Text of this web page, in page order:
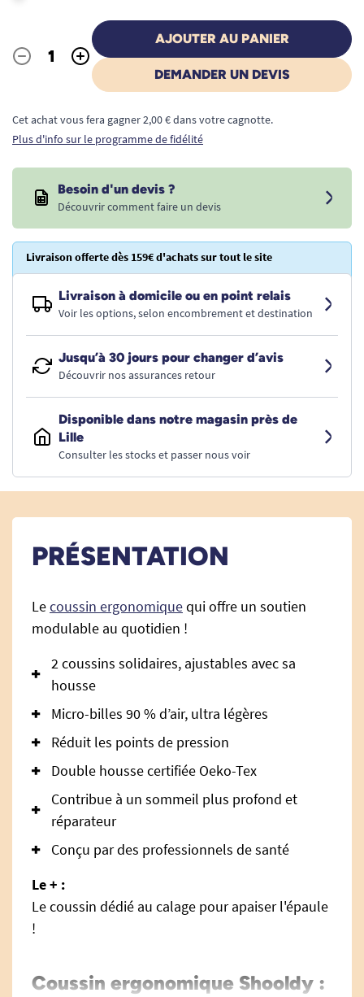
Quantité
- +
AJOUTER AU PANIER
DEMANDER UN DEVIS
Cet achat vous fera gagner 2,00 € dans votre cagnotte.
Plus d'info sur le programme de fidélité
Besoin d'un devis ?
Découvrir comment faire un devis
Livraison offerte dès 159€ d'achats sur tout le site
Livraison à domicile ou en point relais
Voir les options, selon encombrement et destination
Jusqu’à 30 jours pour changer d’avis
Découvrir nos assurances retour
Disponible dans notre magasin près de
Lille
Consulter les stocks et passer nous voir
PRÉSENTATION
Lecoussin ergonomiquequi offre un soutien
modulable au quotidien !
2 coussins solidaires, ajustables avec sa
housse
Micro-billes 90 % d’air, ultra légères
Réduit les points de pression
Double housse certifiée Oeko-Tex
Contribue à un sommeil plus profond et
réparateur
Conçu par des professionnels de santé
Le + :
Le coussin dédié au calage pour apaiser l'épaule
!
Coussin ergonomique Shooldy :